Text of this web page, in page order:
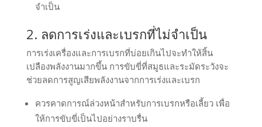
จำเป็น
2. ลดการเร่งและเบรกที่ไม่จำเป็น
การเร่งเครื่องและการเบรกที่บ่อยเกินไปจะทำให้สิ้น
เปลืองพลังงานมากขึ้น การขับขี่ที่สมูธและระมัดระวังจะ
ช่วยลดการสูญเสียพลังงานจากการเร่งและเบรก
ควรคาดการณ์ล่วงหน้าสำหรับการเบรกหรือเลี้ยว เพื่อ
ให้การขับขี่เป็นไปอย่างราบรื่น